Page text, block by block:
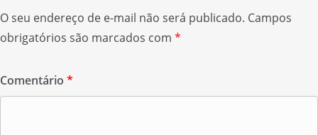
O seu endereço de e-mail não será publicado. Campos
obrigatórios são marcados com *
Comentário *